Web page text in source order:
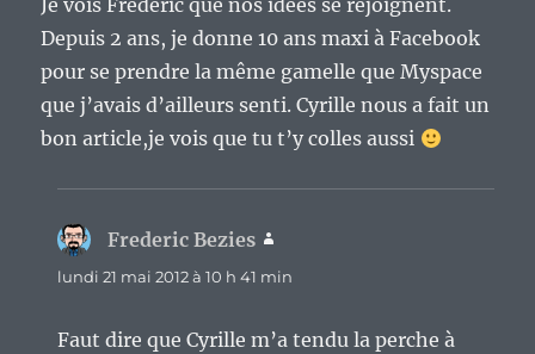
Je vois Frédéric que nos idées se rejoignent.
Depuis 2 ans, je donne 10 ans maxi à Facebook
pour se prendre la même gamelle que Myspace
que j’avais d’ailleurs senti. Cyrille nous a fait un
bon article,je vois que tu t’y colles aussi
Frederic Bezies
lundi 21 mai 2012 à 10 h 41 min
Faut dire que Cyrille m’a tendu la perche à